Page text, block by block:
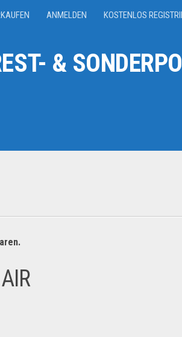
ANMELDEN KOSTENLOS
&